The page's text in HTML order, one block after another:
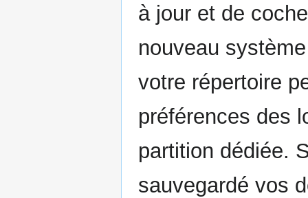
à jour et de
nouveau
votre répertoire
préférences des
partition dédiée.
sauvegardé vos